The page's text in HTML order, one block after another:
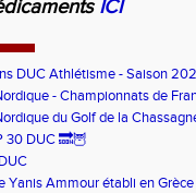
ICI
DUC Athlétisme - Saison
- Championnats de
du Golf de la
30 DUC 🔜🦉
Yanis Ammour établi en Grèce